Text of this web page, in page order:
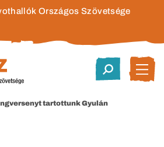
Országos Szövetsége
tartottunk Gyulán